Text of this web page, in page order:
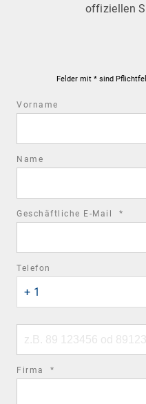
offiziellen
Felder mit * sind
Vorname
Name
Geschäftliche E-Mail *
Telefon
country
code
+ 1
number
Firma *